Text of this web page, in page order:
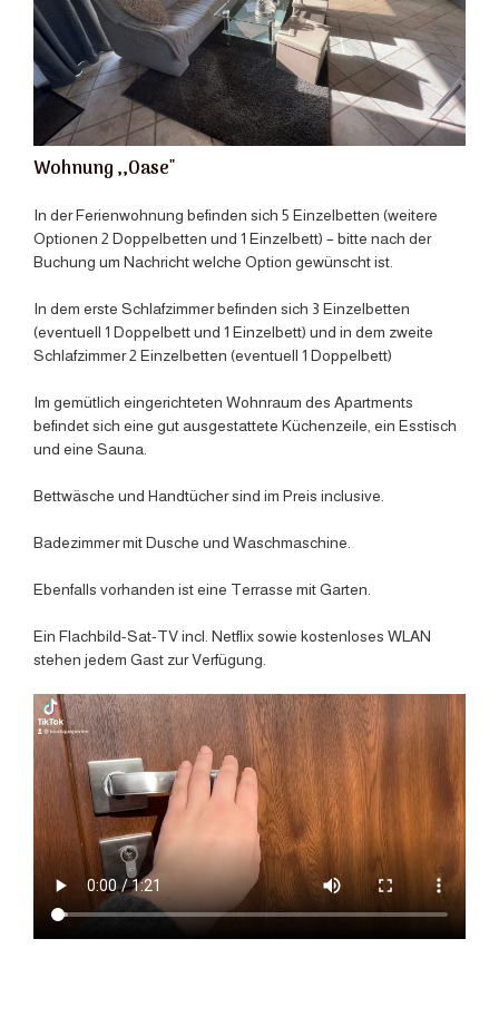
Wohnung ,,Oase"
In der Ferienwohnung befinden sich 5 Einzelbetten (weitere
Optionen 2 Doppelbetten und 1 Einzelbett) – bitte nach der
Buchung um Nachricht welche Option gewünscht ist.
In dem erste Schlafzimmer befinden sich 3 Einzelbetten
(eventuell 1 Doppelbett und 1 Einzelbett) und in dem zweite
Schlafzimmer 2 Einzelbetten (eventuell 1 Doppelbett)
Im gemütlich eingerichteten Wohnraum des Apartments
befindet sich eine gut ausgestattete Küchenzeile, ein Esstisch
und eine Sauna.
Bettwäsche und Handtücher sind im Preis inclusive.
Badezimmer mit Dusche und Waschmaschine.
Ebenfalls vorhanden ist eine Terrasse mit Garten.
Ein Flachbild-Sat-TV incl. Netflix sowie kostenloses WLAN
stehen jedem Gast zur Verfügung.